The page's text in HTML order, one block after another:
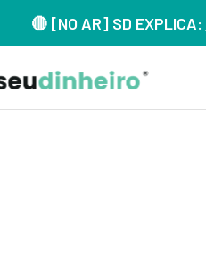
🔴 [NO AR] SD EXPLICA: